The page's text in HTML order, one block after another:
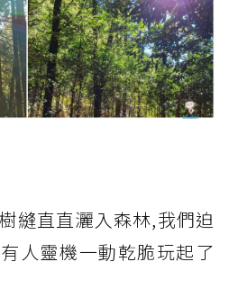
縫直直灑入森林,我們迫
人靈機一動乾脆玩起了